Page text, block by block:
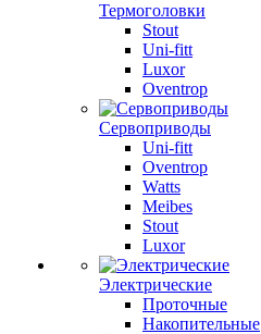
Термоголовки
Stout
Uni-fitt
Luxor
Oventrop
Сервоприводы
Uni-fitt
Oventrop
Watts
Meibes
Stout
Luxor
Электрические
Проточные
Накопительные